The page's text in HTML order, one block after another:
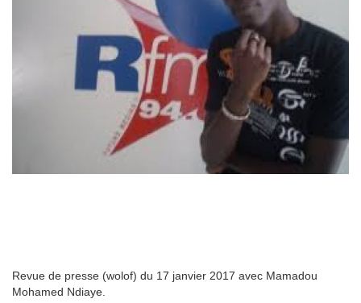
Revue de presse (wolof) du 17 janvier 2017 avec Mamadou
Mohamed Ndiaye.